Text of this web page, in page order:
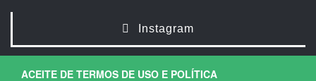
ACEITE DE TERMOS DE USO E POLÍTICA
Instagram